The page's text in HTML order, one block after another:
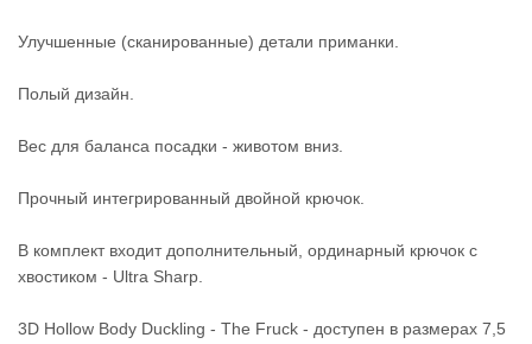
Улучшенные (сканированные) детали приманки.
Полый дизайн.
Вес для баланса посадки - животом вниз.
Прочный интегрированный двойной крючок.
В комплект входит дополнительный, ординарный крючок с
хвостиком - Ultra Sharp.
3D Hollow Body Duckling - The Fruck - доступен в размерах 7,5